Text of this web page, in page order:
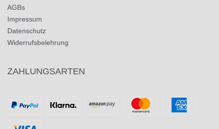
AGBs
Impressum
Datenschutz
Widerrufsbelehrung
ZAHLUNGSARTEN